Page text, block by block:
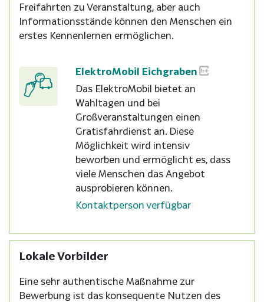
Freifahrten zu Veranstaltung, aber auch
Informationsstände können den Menschen ein
erstes Kennenlernen ermöglichen.
ElektroMobil Eichgraben
Das ElektroMobil bietet an
Wahltagen und bei
Großveranstaltungen einen
Gratisfahrdienst an. Diese
Möglichkeit wird intensiv
beworben und ermöglicht es, dass
viele Menschen das Angebot
ausprobieren können.
Kontaktperson verfügbar
Lokale Vorbilder
Eine sehr authentische Maßnahme zur
Bewerbung ist das konsequente Nutzen des